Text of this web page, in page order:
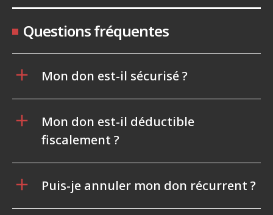
Questions fréquentes
Mon don est-il sécurisé ?
Mon don est-il déductible
fiscalement ?
Puis-je annuler mon don récurrent ?